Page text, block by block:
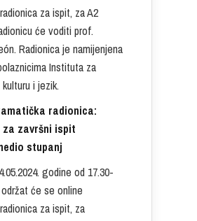
za ispit, za A2
će voditi prof.
Radionica je namijenjena
Instituta za
i jezik.
radionica:
za završni ispit
stupanj
godine od 17.30-
će se online
za ispit, za